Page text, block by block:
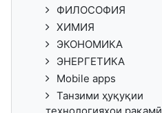
ФИЛОСОФИЯ
ХИМИЯ
ЭКОНОМИКА
ЭНЕРГЕТИКА
Mobile apps
Танзими ҳуқуқии
технологияҳои рақамӣ